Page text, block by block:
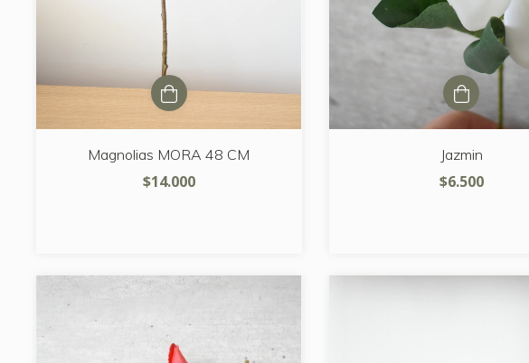
Magnolias MORA 48 CM
$14.000
Jazmin
$6.500